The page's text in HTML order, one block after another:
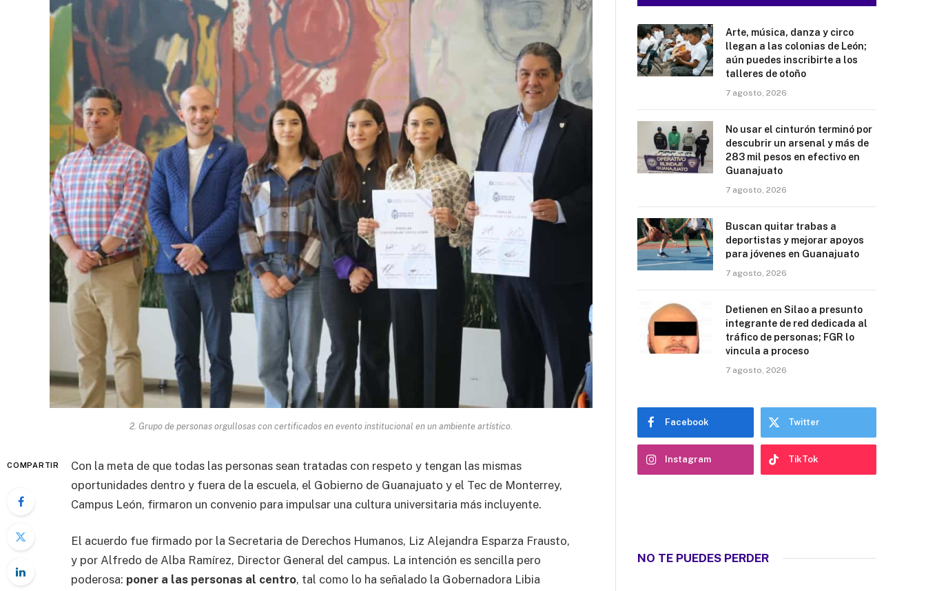
2. Grupo de personas orgullosas con certificados en evento institucional en un ambiente artístico.
COMPARTIR
Con la meta de que todas las personas sean tratadas con respeto y tengan las mismas
oportunidades dentro y fuera de la escuela, el Gobierno de Guanajuato y el Tec de Monterrey,
Campus León, firmaron un convenio para impulsar una cultura universitaria más incluyente.
El acuerdo fue firmado por la Secretaria de Derechos Humanos, Liz Alejandra Esparza Frausto,
y por Alfredo de Alba Ramírez, Director General del campus. La intención es sencilla pero
poderosa: poner a las personas al centro, tal como lo ha señalado la Gobernadora Libia
Arte, música, danza y circo
llegan a las colonias de León;
aún puedes inscribirte a los
talleres de otoño
7 agosto, 2026
No usar el cinturón terminó por
descubrir un arsenal y más de
283 mil pesos en efectivo en
Guanajuato
7 agosto, 2026
Buscan quitar trabas a
deportistas y mejorar apoyos
para jóvenes en Guanajuato
7 agosto, 2026
Detienen en Silao a presunto
integrante de red dedicada al
tráfico de personas; FGR lo
vincula a proceso
7 agosto, 2026
Facebook Twitter
Instagram TikTok
NO TE PUEDES PERDER